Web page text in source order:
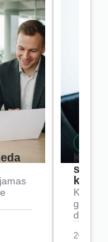
Kaip
2026-